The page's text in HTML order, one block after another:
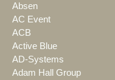
Absen
AC Event
ACB
Active Blue
AD-Systems
Adam Hall Group